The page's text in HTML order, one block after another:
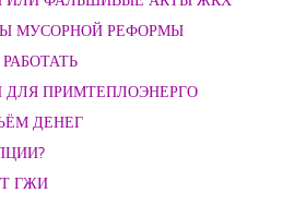
МУСОРНОЙ РЕФОРМЫ
ПРИМТЕПЛОЭНЕРГО
ДЕНЕГ
ГЖИ